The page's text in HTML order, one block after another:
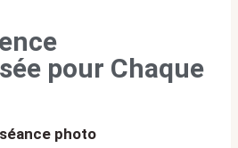
pour Chaque
séance photo